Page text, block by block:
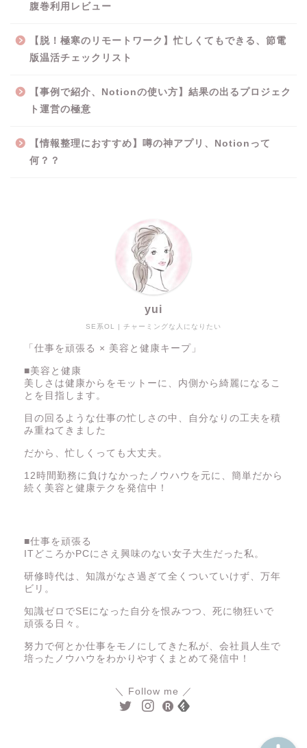
腹巻利用レビュー
【脱！極寒のリモートワーク】忙しくてもできる、節電
版温活チェックリスト
【事例で紹介、Notionの使い方】結果の出るプロジェク
ト運営の極意
【情報整理におすすめ】噂の神アプリ、Notionって
何？？
SE系OL | チャーミングな人になりたい
yui
「仕事を頑張る × 美容と健康キープ」
■美容と健康
美しさは健康からをモットーに、内側から綺麗になるこ
とを目指します。
目の回るような仕事の忙しさの中、自分なりの工夫を積
み重ねてきました
だから、忙しくっても大丈夫。
12時間勤務に負けなかったノウハウを元に、簡単だから
続く美容と健康テクを発信中！
■仕事を頑張る
ITどころかPCにさえ興味のない女子大生だった私。
研修時代は、知識がなさ過ぎて全くついていけず、万年
ビリ。
知識ゼロでSEになった自分を恨みつつ、死に物狂いで
頑張る日々。
努力で何とか仕事をモノにしてきた私が、会社員人生で
培ったノウハウをわかりやすくまとめて発信中！
＼ Follow me ／
仕事
人間関係
美容と健康